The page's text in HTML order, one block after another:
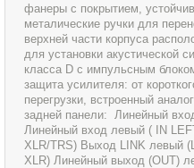
фанеры с покрытием,
металические ручки для
верхней части корпуса
для установки акустической
класса D с импульсным
защита усилителя: от
перегрузки, встроенный
задней панели: Линейный
Линейный вход левый ( IN
XLR/TRS) Выход LINK левый
XLR) Линейный выход (OUT)